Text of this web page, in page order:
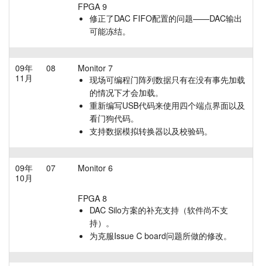
FPGA 9
修正了DAC FIFO配置的问题——DAC输出
可能冻结。
09年
11月
08
Monitor 7
现场可编程门阵列数据只有在没有事先加载
的情况下才会加载。
重新编写USB代码来使用四个端点界面以及
看门狗代码。
支持数据模拟转换器以及校验码。
09年
10月
07 Monitor 6
FPGA 8
DAC Silo方案的补充支持（软件尚不支
持）。
为克服Issue C board问题所做的修改。